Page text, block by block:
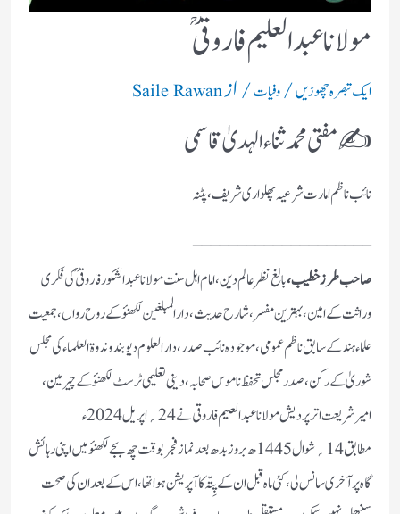
مولانا عبد العلیم فاروقی ؒ
ایک تبصرہ چھوڑیں/وفیات/ ازSaile Rawan
✍️مفتی محمد ثناء الہدیٰ قاسمی
نائب ناظم امارت شرعیہ پھلواری شریف، پٹنہ
صاحب طرز خطیب ،بالغ نظر عالم دین ، امام اہل سنت مولانا عبد الشکور فاروقیؒ کی فکری
وراثت کے امین ، بہترین مفسر، شارح حدیث، دار المبلغین لکھنؤ کے روح رواں ، جمعیت
علماء ہند کے سابق ناظم عمومی، موجودہ نائب صدر، دار العلوم دیو بند وندوۃ العلماء کی مجلس
شوریٰ کے رکن، صدر مجلس تحفظ ناموس صحابہ ، دینی تعلیمی ٹرسٹ لکھنؤ کے چیرمین،
امیرشریعت اترپردیش مولانا عبد العلیم فاروقی نے 24؍ اپریل 2024ء
مطابق 14؍ شوال 1445ھ بروز بدھ بعد نماز فجربوقت چھ بجے لکھنؤ میں اپنی رہائش
گاہ پر آخری سانس لی، کئی ماہ قبل ان کے پِتّہ کا آپریشن ہوا تھا، اس کے بعد ان کی صحت